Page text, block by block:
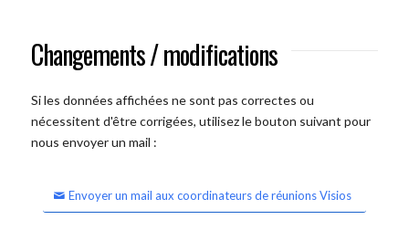
Changements / modifications
Si les données affichées ne sont pas correctes ou
nécessitent d'être corrigées, utilisez le bouton suivant pour
nous envoyer un mail :
Envoyer un mail aux coordinateurs de réunions Visios